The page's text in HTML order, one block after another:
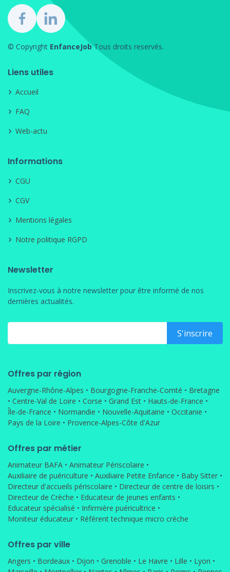
© Copyright EnfanceJob Tous droits reservés.
Liens utiles
Accueil
FAQ
Web-actu
Informations
CGU
CGV
Mentions légales
Notre politique RGPD
Newsletter
Inscrivez-vous à notre newsletter pour être informé de nos
dernières actualités.
Offres par région
Auvergne-Rhône-Alpes • Bourgogne-Franche-Comté • Bretagne
• Centre-Val de Loire • Corse • Grand Est • Hauts-de-France •
Île-de-France • Normandie • Nouvelle-Aquitaine • Occitanie •
Pays de la Loire • Provence-Alpes-Côte d'Azur
Offres par métier
Animateur BAFA • Animateur Périscolaire •
Auxiliaire de puériculture • Auxiliaire Petite Enfance • Baby Sitter •
Directeur d'accueils périscolaire • Directeur de centre de loisirs •
Directeur de Crèche • Educateur de jeunes enfants •
Educateur spécialisé • Infirmière puéricultrice •
Moniteur éducateur • Référent technique micro crèche
Offres par ville
Angers • Bordeaux • Dijon • Grenoble • Le Havre • Lille • Lyon •